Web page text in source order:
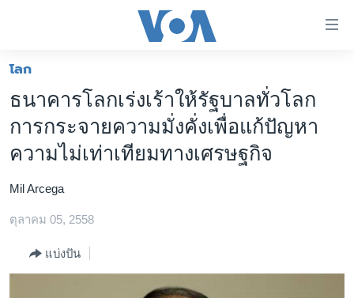
ต่อ
ไป
เนื้อหา
หลัก
ไป
หลัก
โลก
เอเชีย
ไทย
ธุรกิจ
วิทยาศาสตร์
โลก
ธนาคารโลกเร่งเร้าให้รัฐบาลทั่วโลก
การกระจายความมั่งคั่งเพื่อแก้ปัญหา
ความไม่เท่าเทียมทางเศรษฐกิจ
Mil Arcega
ตุลาคม 05, 2558
แบ่งปัน